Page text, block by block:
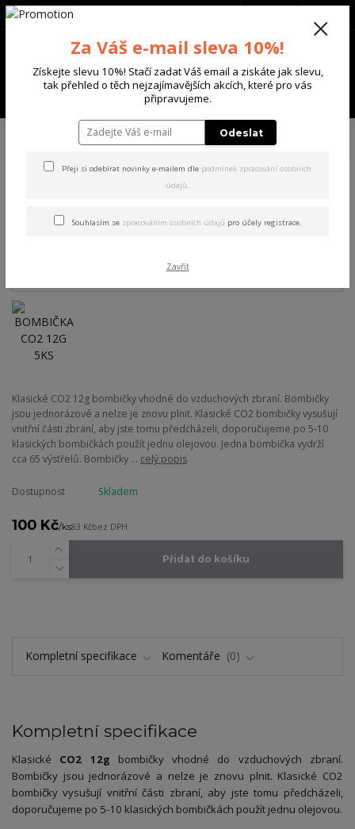
Menu
+420 702 136 620
DALŠÍ ZNAČKY UMAREX PROJEKTILY
BOMBIČKA CO2 12G
Klasické CO2 12g bombičky vhodné do vzduchových zbraní. Bombičky
jsou jednorázové a nelze je znovu plnit. Klasické CO2 bombičky vysušují
vnitřní části zbraní, aby jste tomu předcházeli, doporučujeme po 5-10
klasických bombičkách použít jednu olejovou. Jedna bombička vydrží
cca 65 výstřelů. Bombičky ... celý popis
Dostupnost Skladem
100 Kč/ks83 Kčbez DPH
Přidat do košíku
Kompletní specifikace Komentáře 0
Kompletní specifikace
Klasické CO2 12g bombičky vhodné do vzduchových zbraní.
Bombičky jsou jednorázové a nelze je znovu plnit. Klasické CO2
bombičky vysušují vnitřní části zbraní, aby jste tomu předcházeli,
doporučujeme po 5-10 klasických bombičkách použít jednu olejovou.
Za Váš e-mail sleva 10%!
Získejte slevu 10%! Stačí zadat Váš email a ziskáte jak slevu,
tak přehled o těch nejzajímavějších akcích, které pro vás
připravujeme.
Odeslat
Přeji si odebírat novinky e-mailem dle podmínek zpracování osobních
údajů.
Souhlasím se zpracováním osobních údajů pro účely registrace.
Zavřít